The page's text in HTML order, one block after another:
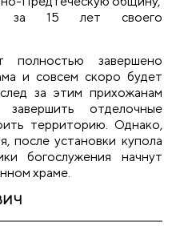
за 15 лет своего
завершено
и совсем скоро будет
за этим прихожанам
отделочные
территорию. Однако,
после установки купола
богослужения начнут
храме.